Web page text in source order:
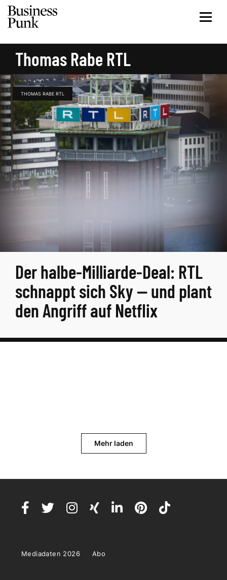
Thomas Rabe RTL
THOMAS RABE RTL
Der halbe-Milliarde-Deal: RTL
schnappt sich Sky — und plant
den Angriff auf Netflix
Mehr laden
Mediadaten 2026 Abo